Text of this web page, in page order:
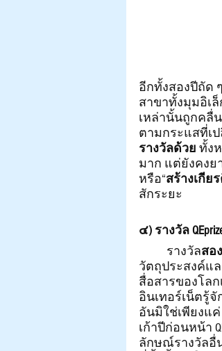
อีกทั้งสองปีถัด
สาขาทั้งมุมอิเ
เหล่านั้นถูกคลื่
ตามกระแสที่เป
รางวัลด้วย ทั้ง
มาก แต่ยังคงย
หรือ“สร้างเกีย
สักระยะ
๔) รางวัล
	รางวัล
สอ
วัตถุประสงค์แ
สื่อสารของโลก
อินเทอร์เน็ตรู้จั
อันมิใช่เพียงแค่
เก้าปีก่อนหน้า
ลักษณ์รางวัลอื่